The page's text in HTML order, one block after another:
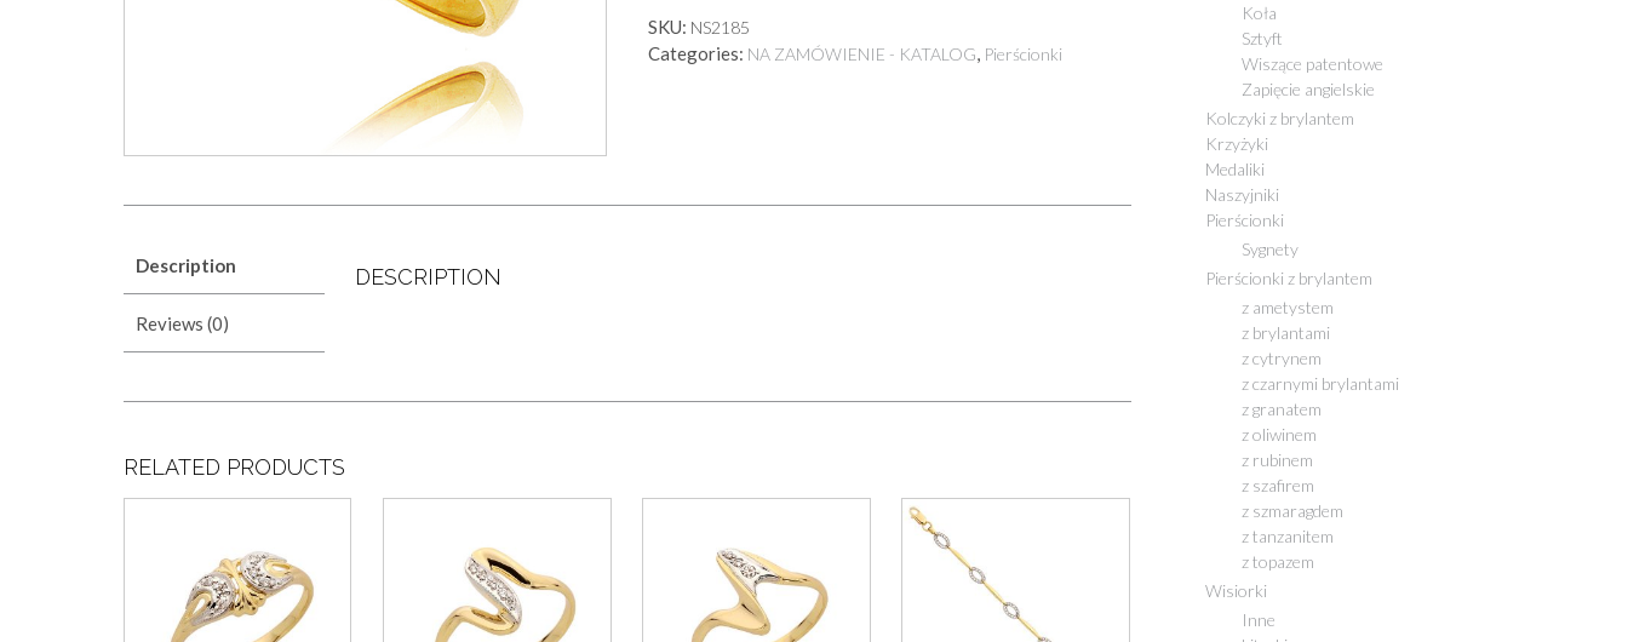
SKU: NS2185
Categories: NA ZAMÓWIENIE - KATALOG Pierścionki
Description
Reviews (0)
DESCRIPTION
RELATED PRODUCTS
Koła
Sztyft
Wiszące patentowe
Zapięcie angielskie
Kolczyki z brylantem
Krzyżyki
Medaliki
Naszyjniki
Pierścionki
Sygnety
Pierścionki z brylantem
z ametystem
z brylantami
z cytrynem
z czarnymi brylantami
z granatem
z oliwinem
z rubinem
z szafirem
z szmaragdem
z tanzanitem
z topazem
Wisiorki
Inne